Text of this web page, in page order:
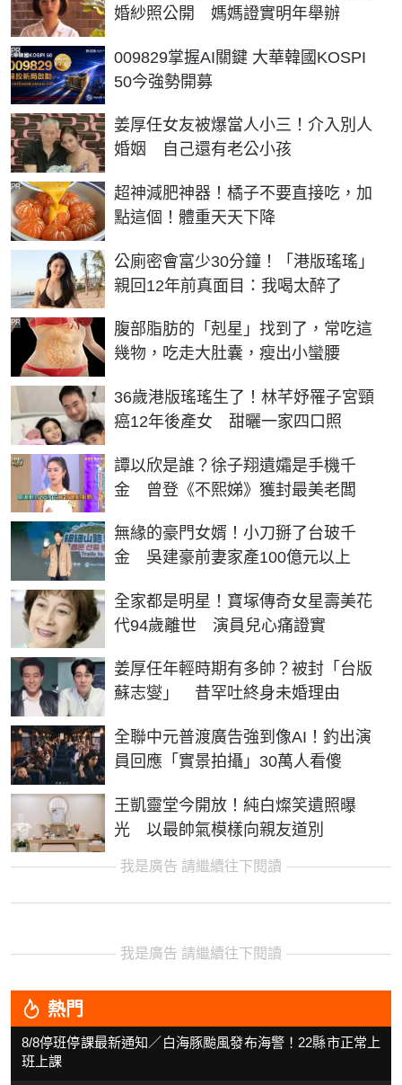
婚紗照公開 媽媽證實明年舉辦
009829掌握AI關鍵 大華韓國KOSPI
50今強勢開募
PR
姜厚任女友被爆當人小三！介入別人
婚姻 自己還有老公小孩
超神減肥神器！橘子不要直接吃，加
點這個！體重天天下降
PR
公廁密會富少30分鐘！「港版瑤瑤」
親回12年前真面目：我喝太醉了
腹部脂肪的「剋星」找到了，常吃這
幾物，吃走大肚囊，瘦出小蠻腰
PR
36歲港版瑤瑤生了！林芊妤罹子宮頸
癌12年後產女 甜曬一家四口照
譚以欣是誰？徐子翔遺孀是手機千
金 曾登《不熙娣》獲封最美老闆
無緣的豪門女婿！小刀掰了台玻千
金 吳建豪前妻家產100億元以上
全家都是明星！寶塚傳奇女星壽美花
代94歲離世 演員兒心痛證實
姜厚任年輕時期有多帥？被封「台版
蘇志燮」 昔罕吐終身未婚理由
全聯中元普渡廣告強到像AI！釣出演
員回應「實景拍攝」30萬人看傻
王凱靈堂今開放！純白燦笑遺照曝
光 以最帥氣模樣向親友道別
我是廣告 請繼續往下閱讀
我是廣告 請繼續往下閱讀
熱門
8/8停班停課最新通知／白海豚颱風發布海警！22縣市正常上
班上課